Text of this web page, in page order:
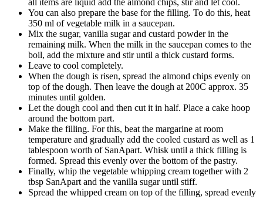
You can also prepare the base for the filling. To do this, heat
350 ml of vegetable milk in a saucepan.
Mix the sugar, vanilla sugar and custard powder in the
remaining milk. When the milk in the saucepan comes to the
boil, add the mixture and stir until a thick custard forms.
Leave to cool completely.
When the dough is risen, spread the almond chips evenly on
top of the dough. Then leave the dough at 200C approx. 35
minutes until golden.
Let the dough cool and then cut it in half. Place a cake hoop
around the bottom part.
Make the filling. For this, beat the margarine at room
temperature and gradually add the cooled custard as well as 1
tablespoon worth of SanApart. Whisk until a thick filling is
formed. Spread this evenly over the bottom of the pastry.
Finally, whip the vegetable whipping cream together with 2
tbsp SanApart and the vanilla sugar until stiff.
Spread the whipped cream on top of the filling, spread evenly